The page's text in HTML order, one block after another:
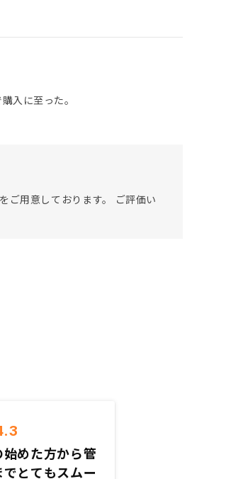
入に至った。
ご用意しております。 ご評価い
めた方から管
とてもスムー